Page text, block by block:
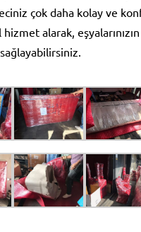
çok daha kolay ve
alarak,
sağlayabilirsiniz.